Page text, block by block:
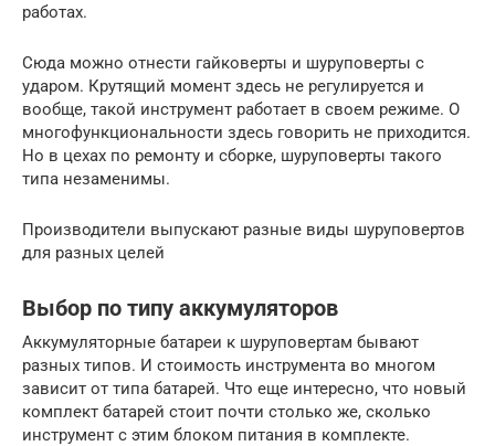
работах.
Сюда можно отнести гайковерты и шуруповерты с
ударом. Крутящий момент здесь не регулируется и
вообще, такой инструмент работает в своем режиме. О
многофункциональности здесь говорить не приходится.
Но в цехах по ремонту и сборке, шуруповерты такого
типа незаменимы.
Производители выпускают разные виды шуруповертов
для разных целей
Выбор по типу аккумуляторов
Аккумуляторные батареи к шуруповертам бывают
разных типов. И стоимость инструмента во многом
зависит от типа батарей. Что еще интересно, что новый
комплект батарей стоит почти столько же, сколько
инструмент с этим блоком питания в комплекте.